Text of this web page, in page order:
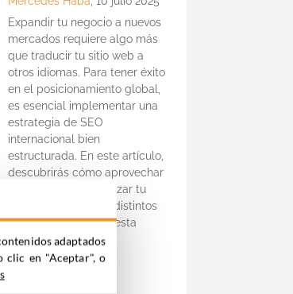
Expandir tu negocio a nuevos
mercados requiere algo más
que traducir tu sitio web a
otros idiomas. Para tener éxito
en el posicionamiento global,
es esencial implementar una
estrategia de SEO
internacional bien
estructurada. En este artículo,
descubrirás cómo aprovechar
HubSpot para optimizar tu
presencia digital en distintos
países e idiomas. ¡Presta
atención!
Temática:SEO
adaptados
clic en "Aceptar", o